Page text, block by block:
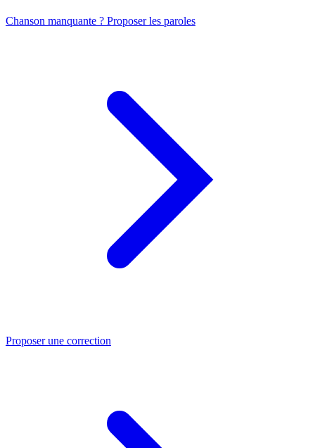
Chanson manquante ? Proposer les paroles
Proposer une correction